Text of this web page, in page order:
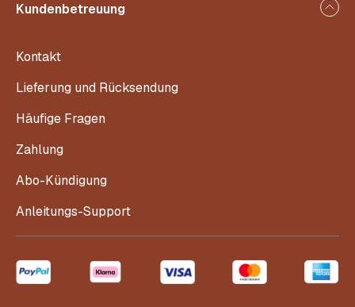
Kundenbetreuung
Kontakt
Lieferung und Rücksendung
Häufige Fragen
Zahlung
Abo-Kündigung
Anleitungs-Support